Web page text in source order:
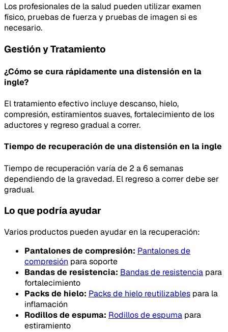
Los profesionales de la salud pueden utilizar examen
físico, pruebas de fuerza y pruebas de imagen si es
necesario.
Gestión y Tratamiento
¿Cómo se cura rápidamente una distensión en la
ingle?
El tratamiento efectivo incluye descanso, hielo,
compresión, estiramientos suaves, fortalecimiento de los
aductores y regreso gradual a correr.
Tiempo de recuperación de una distensión en la ingle
Tiempo de recuperación varía de 2 a 6 semanas
dependiendo de la gravedad. El regreso a correr debe ser
gradual.
Lo que podría ayudar
Varios productos pueden ayudar en la recuperación:
Pantalones de compresión: Pantalones de
compresión para soporte
Bandas de resistencia: Bandas de resistencia para
fortalecimiento
Packs de hielo: Packs de hielo reutilizables para la
inflamación
Rodillos de espuma: Rodillos de espuma para
estiramiento